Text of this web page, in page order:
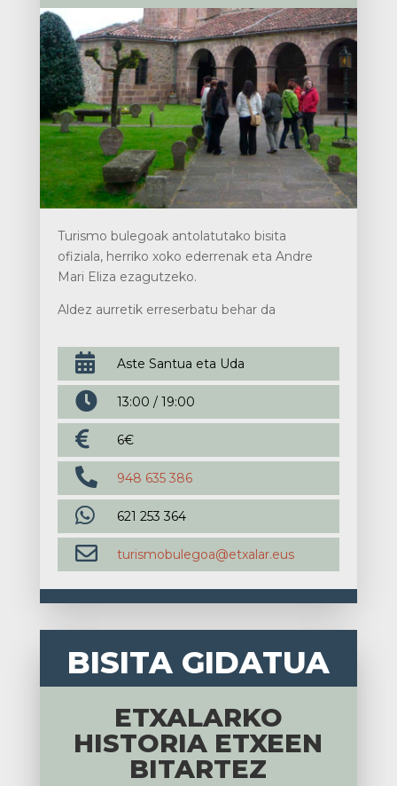
Turismo bulegoak antolatutako bisita
ofiziala, herriko xoko ederrenak eta Andre
Mari Eliza ezagutzeko.
Aldez aurretik erreserbatu behar da
 Aste Santua eta Uda
 13:00 / 19:00
 6€
 948 635 386
 621 253 364
 turismobulegoa@etxalar.eus
BISITA GIDATUA
ETXALARKO
HISTORIA ETXEEN
BITARTEZ